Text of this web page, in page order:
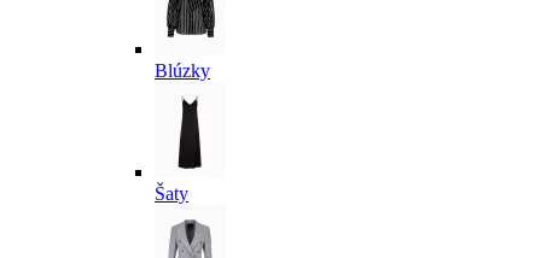
Blúzky
Šaty